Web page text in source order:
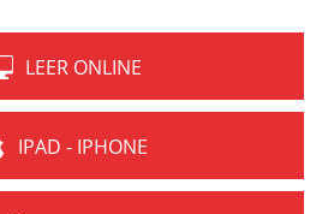
LEER ONLINE
IPAD - IPHONE